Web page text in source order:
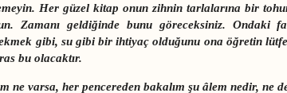
Her güzel kitap onun zihnin tarlalarına bir
Zamanı geldiğinde bunu göreceksiniz. Ondaki
gibi, su gibi bir ihtiyaç olduğunu ona öğretin
bu olacaktır.
ne varsa, her pencereden bakalım şu âlem nedir, ne